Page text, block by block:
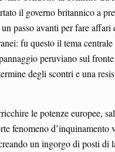
il governo britannico a
passo avanti per fare affari
fu questo il tema
peruviano sul
degli scontri e una
le potenze europee,
fenomeno d’inquinamento
un ingorgo di posti di